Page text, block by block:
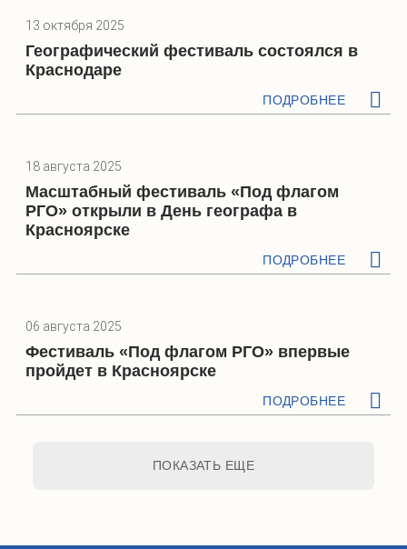
13 октября 2025
Географический фестиваль состоялся в
Краснодаре
ПОДРОБНЕЕ
18 августа 2025
Масштабный фестиваль «Под флагом
РГО» открыли в День географа в
Красноярске
ПОДРОБНЕЕ
06 августа 2025
Фестиваль «Под флагом РГО» впервые
пройдет в Красноярске
ПОДРОБНЕЕ
ПОКАЗАТЬ ЕЩЕ